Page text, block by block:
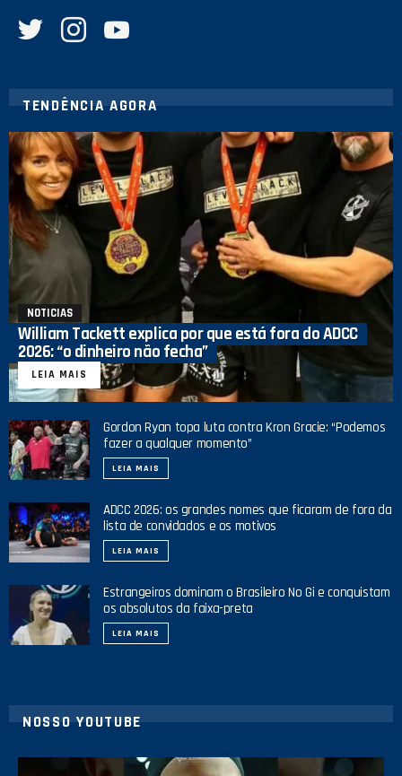
TENDÊNCIA AGORA
NOTICIAS
William Tackett explica por que está fora do ADCC
2026: “o dinheiro não fecha”
LEIA MAIS
Gordon Ryan topa luta contra Kron Gracie: “Podemos
fazer a qualquer momento”
LEIA MAIS
ADCC 2026: os grandes nomes que ficaram de fora da
lista de convidados e os motivos
LEIA MAIS
Estrangeiros dominam o Brasileiro No Gi e conquistam
os absolutos da faixa-preta
LEIA MAIS
NOSSO YOUTUBE